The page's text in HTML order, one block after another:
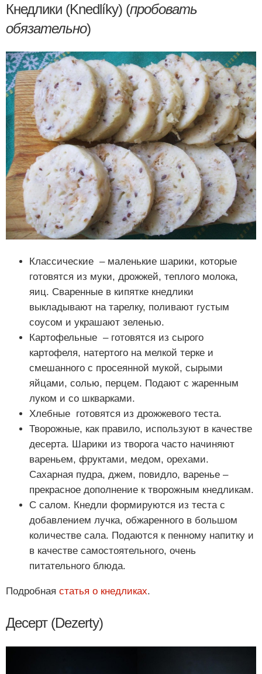
Кнедлики (Knedlíky) (пробовать
обязательно)
Классические – маленькие шарики, которые
готовятся из муки, дрожжей, теплого молока,
яиц. Сваренные в кипятке кнедлики
выкладывают на тарелку, поливают густым
соусом и украшают зеленью.
Картофельные – готовятся из сырого
картофеля, натертого на мелкой терке и
смешанного с просеянной мукой, сырыми
яйцами, солью, перцем. Подают с жаренным
луком и со шкварками.
Хлебные готовятся из дрожжевого теста.
Творожные, как правило, используют в качестве
десерта. Шарики из творога часто начиняют
вареньем, фруктами, медом, орехами.
Сахарная пудра, джем, повидло, варенье –
прекрасное дополнение к творожным кнедликам.
С салом. Кнедли формируются из теста с
добавлением лучка, обжаренного в большом
количестве сала. Подаются к пенному напитку и
в качестве самостоятельного, очень
питательного блюда.
Подробная статья о кнедликах.
Десерт (Dezerty)